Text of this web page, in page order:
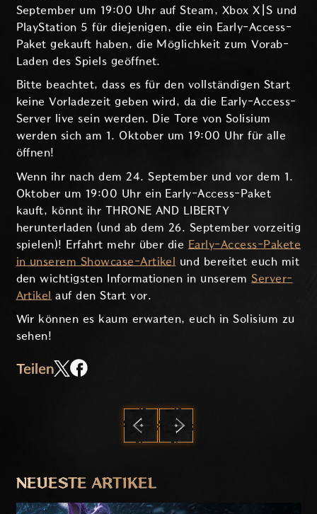
September um 19:00 Uhr auf Steam, Xbox X|S und
PlayStation 5 für diejenigen, die ein Early-Access-
Paket gekauft haben, die Möglichkeit zum Vorab-
Laden des Spiels geöffnet.
Bitte beachtet, dass es für den vollständigen Start
keine Vorladezeit geben wird, da die Early-Access-
Server live sein werden. Die Tore von Solisium
werden sich am 1. Oktober um 19:00 Uhr für alle
öffnen!
Wenn ihr nach dem 24. September und vor dem 1.
Oktober um 19:00 Uhr ein Early-Access-Paket
kauft, könnt ihr THRONE AND LIBERTY
herunterladen (und ab dem 26. September vorzeitig
spielen)! Erfahrt mehr über die Early-Access-Pakete
in unserem Showcase-Artikel
und bereitet euch mit
den wichtigsten Informationen in unseremServer-
Artikel
auf den Start vor.
Wir können es kaum erwarten, euch in Solisium zu
sehen!
Teilen
NEUESTE ARTIKEL